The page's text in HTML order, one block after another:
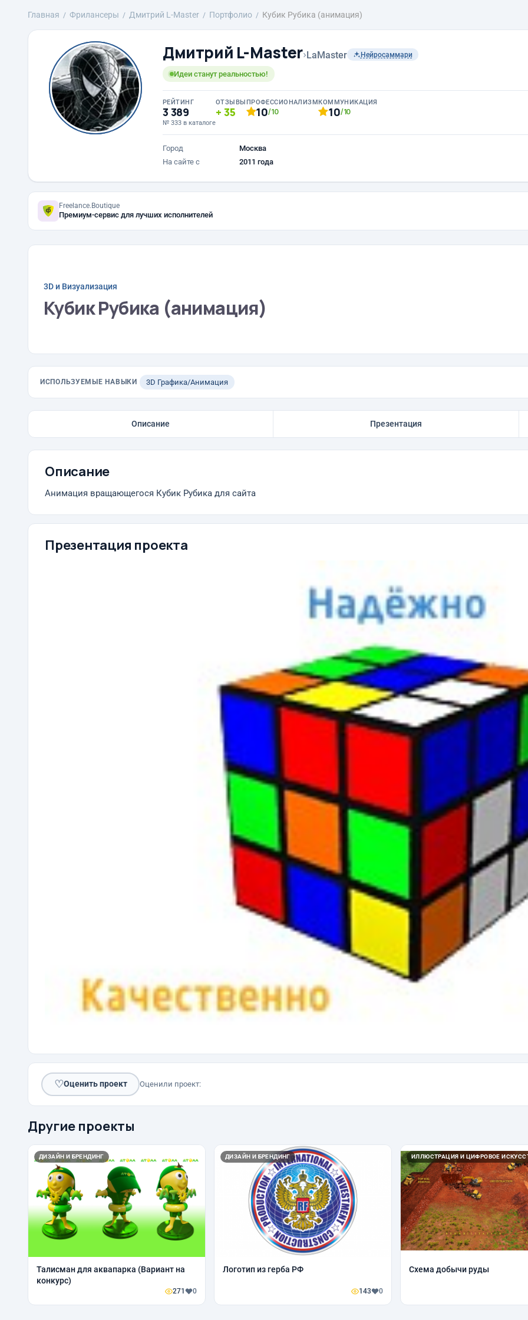
Главная Фрилансеры Дмитрий L-Master Портфолио Кубик Рубика (анимация)
Дмитрий L-Master›LaMaster Нейросаммари
Идеи станут реальностью!
РЕЙТИНГ
3 389
№ 333 в каталоге
ОТЗЫВЫ
35
ПРОФЕССИОНАЛИЗМ
10/10
КОММУНИКАЦИЯ
10/10
Город
Москва
На сайте с
2011 года
Freelance.Boutique
Премиум-сервис для лучших исполнителей
3D и Визуализация
Кубик Рубика (анимация)
ИСПОЛЬЗУЕМЫЕ НАВЫКИ 3D Графика/Анимация
Описание Презентация
Описание
Анимация вращающегося Кубик Рубика для сайта
Презентация проекта
♡Оценить проект Оценили проект:
Другие проекты
ДИЗАЙН И БРЕНДИНГ
Талисман для аквапарка (Вариант на
конкурс)
271 0
ДИЗАЙН И БРЕНДИНГ
Логотип из герба РФ
143 0
ИЛЛЮСТРАЦИЯ И ЦИФРОВОЕ
Схема добычи руды